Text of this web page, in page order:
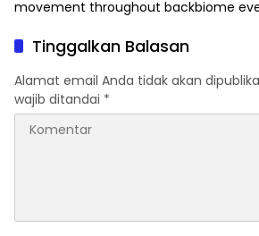
movement throughout backbiome
Tinggalkan Balasan
Alamat email Anda tidak akan
wajib ditandai *